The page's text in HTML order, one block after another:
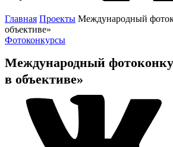
Главная Проекты Международный
объективе»
Фотоконкурсы
Международный
в объективе»